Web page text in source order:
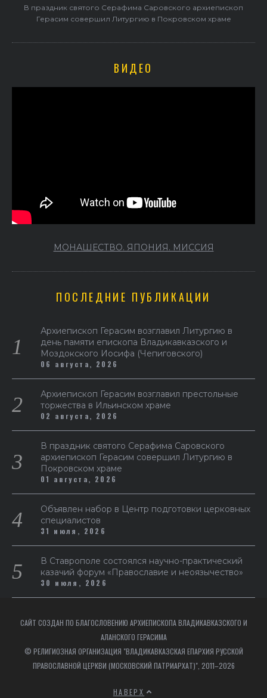
В праздник святого Серафима Саровского архиепископ
Герасим совершил Литургию в Покровском храме
ВИДЕО
МОНАШЕСТВО. ЯПОНИЯ. МИССИЯ
ПОСЛЕДНИЕ ПУБЛИКАЦИИ
Архиепископ Герасим возглавил Литургию в
день памяти епископа Владикавказского и
Моздокского Иосифа (Чепиговского)
06 августа, 2026
Архиепископ Герасим возглавил престольные
торжества в Ильинском храме
02 августа, 2026
В праздник святого Серафима Саровского
архиепископ Герасим совершил Литургию в
Покровском храме
01 августа, 2026
Объявлен набор в Центр подготовки церковных
специалистов
31 июля, 2026
В Ставрополе состоялся научно-практический
казачий форум «Православие и неоязычество»
30 июля, 2026
САЙТ СОЗДАН ПО БЛАГОСЛОВЕНИЮ АРХИЕПИСКОПА ВЛАДИКАВКАЗСКОГО И
АЛАНСКОГО ГЕРАСИМА
© РЕЛИГИОЗНАЯ ОРГАНИЗАЦИЯ "ВЛАДИКАВКАЗСКАЯ ЕПАРХИЯ РУССКОЙ
ПРАВОСЛАВНОЙ ЦЕРКВИ (МОСКОВСКИЙ ПАТРИАРХАТ)", 2011–2026
НАВЕРХ